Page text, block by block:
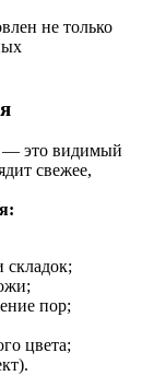
не только
— это видимый
свежее,
пор;
цвета;